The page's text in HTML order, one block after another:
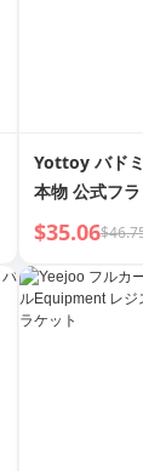
Yottoy バド
本物 公式フ
セット 大人
ケット
$35.06